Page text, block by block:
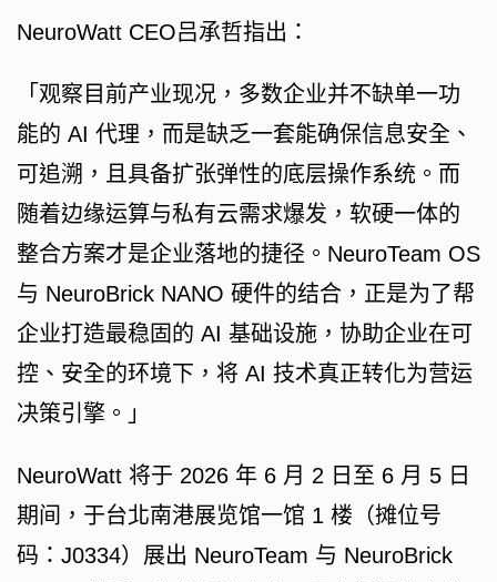
NeuroWatt CEO吕承哲指出：
「观察目前产业现况，多数企业并不缺单一功
能的 AI 代理，而是缺乏一套能确保信息安全、
可追溯，且具备扩张弹性的底层操作系统。而
随着边缘运算与私有云需求爆发，软硬一体的
整合方案才是企业落地的捷径。NeuroTeam OS
与 NeuroBrick NANO 硬件的结合，正是为了帮
企业打造最稳固的 AI 基础设施，协助企业在可
控、安全的环境下，将 AI 技术真正转化为营运
决策引擎。」
NeuroWatt 将于 2026 年 6 月 2 日至 6 月 5 日
期间，于台北南港展览馆一馆 1 楼（摊位号
码：J0334）展出 NeuroTeam 与 NeuroBrick